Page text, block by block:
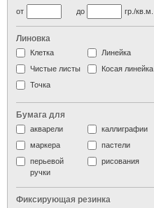
до
от гр./кв.м.
Линовка
Клетка
Линейка
Чистые листы
Косая линейка
Точка
Бумага для
акварели
каллиграфии
маркера
пастели
перьевой
ручки
рисования
Фиксирующая резинка